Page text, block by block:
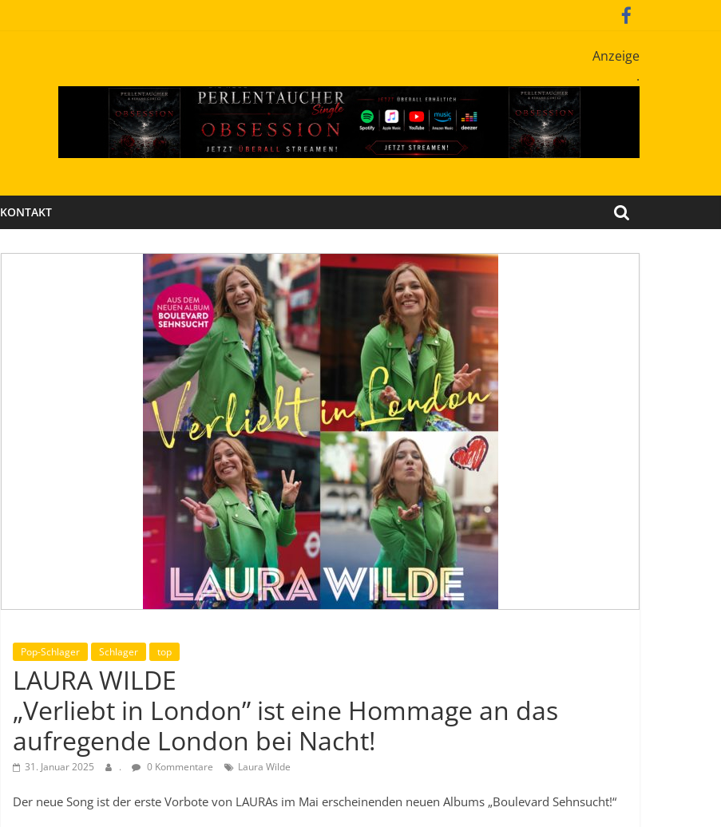
Anzeige
.
KONTAKT
Pop-Schlager Schlager top
LAURA WILDE
„Verliebt in London” ist eine Hommage an das
aufregende London bei Nacht!
31. Januar 2025 . 0 Kommentare Laura Wilde
Der neue Song ist der erste Vorbote von LAURAs im Mai erscheinenden neuen Albums „Boulevard Sehnsucht!“